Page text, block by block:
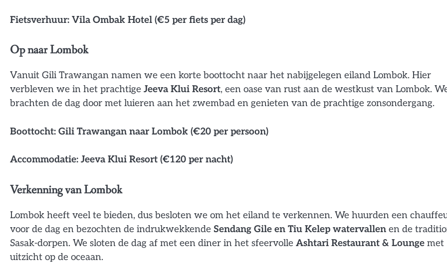
Fietsverhuur: Vila Ombak Hotel (€5 per fiets per dag)
Op naar Lombok
Vanuit Gili Trawangan namen we een korte boottocht naar het nabijgelegen eiland Lombok. Hier
verbleven we in het prachtige Jeeva Klui Resort, een oase van rust aan de westkust van Lombok.
brachten de dag door met luieren aan het zwembad en genieten van de prachtige zonsondergang.
Boottocht: Gili Trawangan naar Lombok (€20 per persoon)
Accommodatie: Jeeva Klui Resort (€120 per nacht)
Verkenning van Lombok
Lombok heeft veel te bieden, dus besloten we om het eiland te verkennen. We huurden een
voor de dag en bezochten de indrukwekkende Sendang Gile en Tiu Kelep watervallen en de
Sasak-dorpen. We sloten de dag af met een diner in het sfeervolle Ashtari Restaurant & Lounge met
uitzicht op de oceaan.